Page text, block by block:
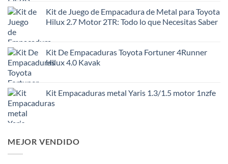
Kit de Juego de Empacadura de Metal para Toyota
Hilux 2.7 Motor 2TR: Todo lo que Necesitas Saber
Kit De Empacaduras Toyota Fortuner 4Runner
Hilux 4.0 Kavak
Kit Empacaduras metal Yaris 1.3/1.5 motor 1nzfe
MEJOR VENDIDO